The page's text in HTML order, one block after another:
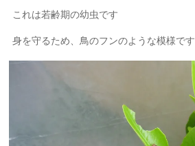
これは若齢期の幼虫です
身を守るため、鳥のフンのような模様です